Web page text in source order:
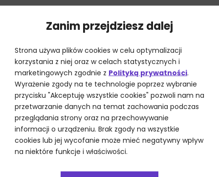
Zanim przejdziesz dalej
Strona używa plików cookies w celu optymalizacji
korzystania z niej oraz w celach statystycznych i
marketingowych zgodnie z Polityką prywatności.
Wyrażenie zgody na te technologie poprzez wybranie
przycisku "Akceptuję wszystkie cookies" pozwoli nam na
przetwarzanie danych na temat zachowania podczas
przeglądania strony oraz na przechowywanie
informacji o urządzeniu. Brak zgody na wszystkie
cookies lub jej wycofanie może mieć negatywny wpływ
na niektóre funkcje i właściwości.